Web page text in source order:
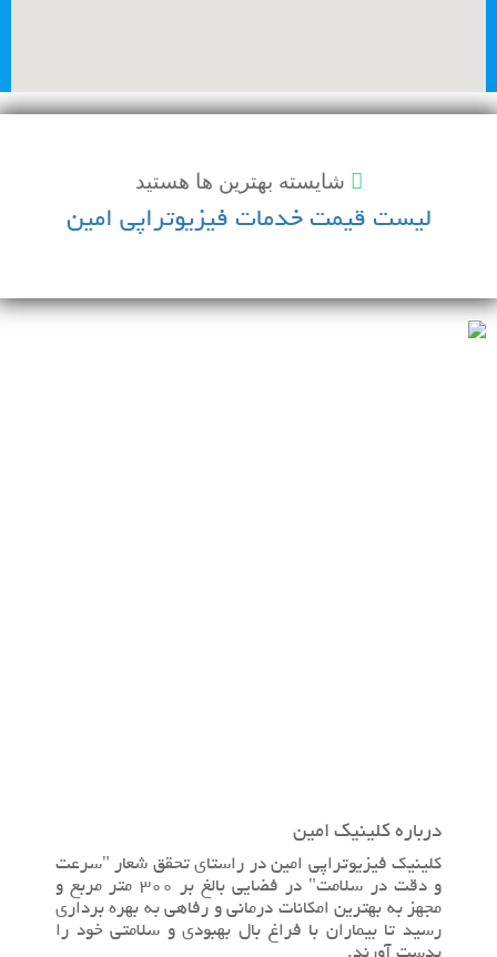
شايسته بهترين ها هستيد
لیست قیمت خدمات فیزیوتراپی امین
درباره کلینیک امین
کلینیک فیزیوتراپی امین در راستای تحقق شعار "سرعت
و دقت در سلامت" در فضایی بالغ بر 300 متر مربع و
مجهز به بهترین امکانات درمانی و رفاهی به بهره برداری
رسید تا بیماران با فراغ بال بهبودی و سلامتی خود را